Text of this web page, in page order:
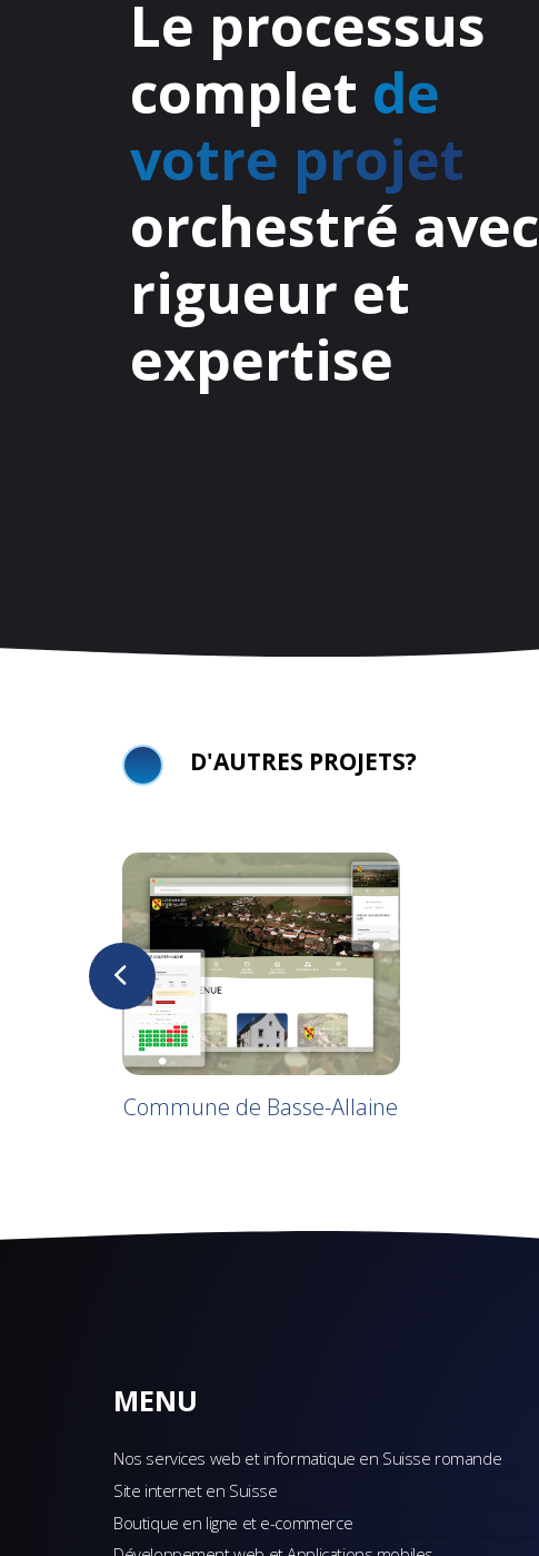
Le processus
complet de
votre projet
orchestré avec
rigueur et
expertise
D'AUTRES PROJETS?
Commune de Basse-Allaine
MENU
Nos services web et informatique en Suisse romande
Site internet en Suisse
Boutique en ligne et e-commerce